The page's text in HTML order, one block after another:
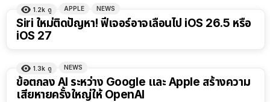
1.2k ดู APPLE NEWS
Siri ใหม่ติดปัญหา! ฟีเจอร์อาจเลื่อนไป iOS 26.5 หรือ
iOS 27
1.3k ดู NEWS
ข้อตกลง AI ระหว่าง Google และ Apple สร้างความ
เสียหายครั้งใหญ่ให้ OpenAI